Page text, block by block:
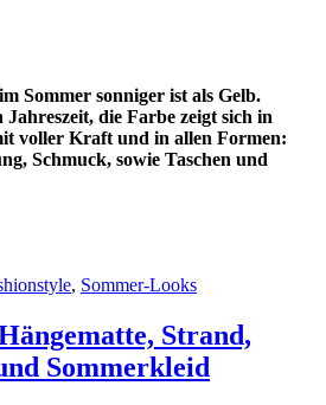
Sommer sonniger ist als Gelb.
die Farbe zeigt sich in
voller Kraft und in allen Formen:
Schmuck, sowie Taschen und
, Sommer-Looks
Strand,
Sommerkleid